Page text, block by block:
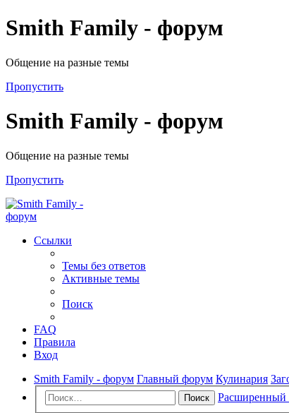
Smith Family - форум
Общение на разные темы
Пропустить
Smith Family - форум
Общение на разные темы
Пропустить
Ссылки
Темы без ответов
Активные темы
Поиск
FAQ
Правила
Вход
Smith Family - форум Главный форум Кулинария
Поиск
Расширенный